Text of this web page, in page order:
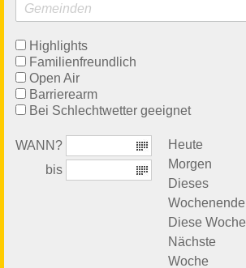
Gemeinden
Highlights
Familienfreundlich
Open Air
Barrierearm
Bei Schlechtwetter geeignet
WANN?
bis
Heute
Morgen
Dieses
Wochenende
Diese Woche
Nächste
Woche